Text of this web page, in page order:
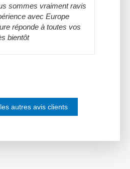
sommes vraiment ravis
avec Europe
réponde à toutes vos
bientôt
autres avis clients